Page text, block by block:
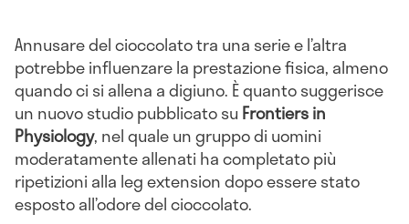
Annusare del cioccolato tra una serie e l’altra
potrebbe influenzare la prestazione fisica, almeno
quando ci si allena a digiuno. È quanto suggerisce
un nuovo studio pubblicato su Frontiers in
Physiology, nel quale un gruppo di uomini
moderatamente allenati ha completato più
ripetizioni alla leg extension dopo essere stato
esposto all’odore del cioccolato.